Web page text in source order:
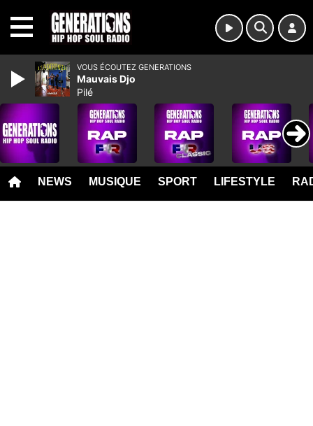
NEWS MUSIQUE SPORT LIFESTYLE
VOUS ÉCOUTEZ GENERATIONS
Mauvais Djo
Pilé